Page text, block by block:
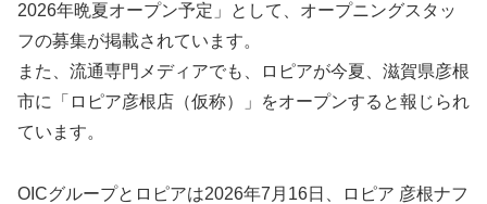
2026年晩夏オープン予定」として、オープニングスタッ
フの募集が掲載されています。
また、流通専門メディアでも、ロピアが今夏、滋賀県彦根
市に「ロピア彦根店（仮称）」をオープンすると報じられ
ています。
OICグループとロピアは2026年7月16日、ロピア 彦根ナフ